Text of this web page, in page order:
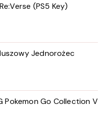
(PS5 Key)
Jednorożec
Pokemon Go Collection V